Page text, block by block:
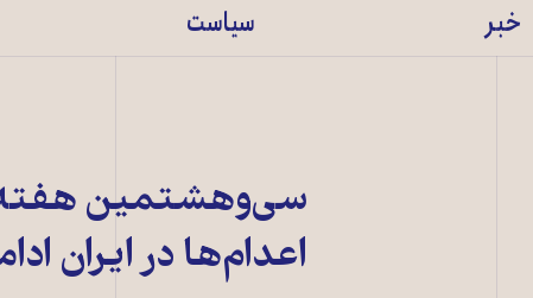
خبر سیاست
سی‌وهشتمین هفته
اعدام‌ها در ایران